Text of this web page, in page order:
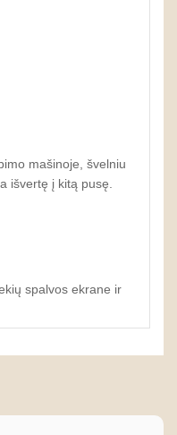
mašinoje, švelniu
išvertę į kitą pusę.
spalvos ekrane ir